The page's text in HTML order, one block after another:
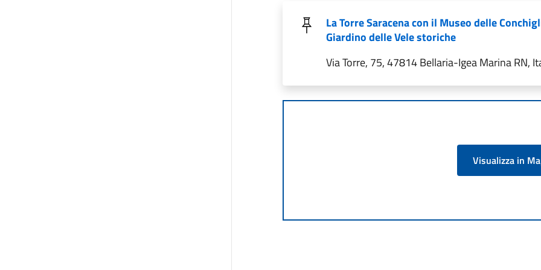
La Torre Saracena con il Museo delle
Giardino delle Vele storiche
Via Torre, 75, 47814 Bellaria-Igea Marina RN,
Visualizza in